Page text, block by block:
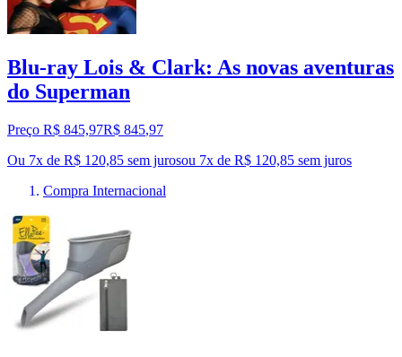
Blu-ray Lois & Clark: As novas aventuras
do Superman
Preço R$ 845,97R$ 845,97
Ou 7x de R$ 120,85 sem jurosou 7x de R$ 120,85 sem juros
Compra Internacional